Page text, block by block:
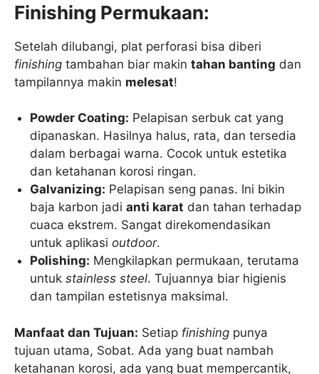
Finishing Permukaan:
Setelah dilubangi, plat perforasi bisa diberi
finishing tambahan biar makin tahan banting dan
tampilannya makin melesat!
Powder Coating: Pelapisan serbuk cat yang
dipanaskan. Hasilnya halus, rata, dan tersedia
dalam berbagai warna. Cocok untuk estetika
dan ketahanan korosi ringan.
Galvanizing: Pelapisan seng panas. Ini bikin
baja karbon jadianti karat dan tahan terhadap
cuaca ekstrem. Sangat direkomendasikan
untuk aplikasioutdoor.
Polishing: Mengkilapkan permukaan, terutama
untukstainless steel. Tujuannya biar higienis
dan tampilan estetisnya maksimal.
Manfaat dan Tujuan: Setiap finishing punya
tujuan utama, Sobat. Ada yang buat nambah
ketahanan korosi, ada yang buat mempercantik,